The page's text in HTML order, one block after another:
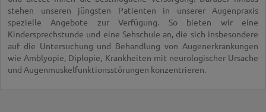
stehen unseren jüngsten Patienten in unserer Augenpraxis
spezielle Angebote zur Verfügung. So bieten wir eine
Kindersprechstunde und eine Sehschule an, die sich insbesondere
auf die Untersuchung und Behandlung von Augenerkrankungen
wie Amblyopie, Diplopie, Krankheiten mit neurologischer Ursache
und Augenmuskelfunktionsstörungen konzentrieren.